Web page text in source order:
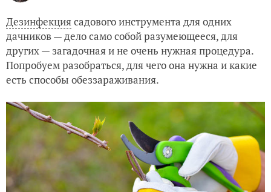
Дезинфекциясадового инструмента для одних
дачников — дело само собой разумеющееся, для
других — загадочная и не очень нужная процедура.
Попробуем разобраться, для чего она нужна и какие
есть способы обеззараживания.